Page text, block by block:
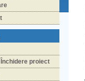
proiect